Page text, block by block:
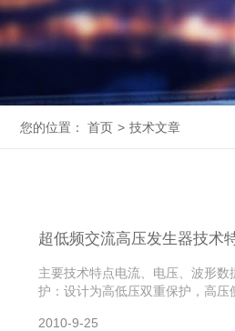
您的位置： 首页 > 技术文章
超低频交流高压发生器技术
主要技术特点电流、电压、波形
护：设计为高低压双重保护，高
2010-9-25